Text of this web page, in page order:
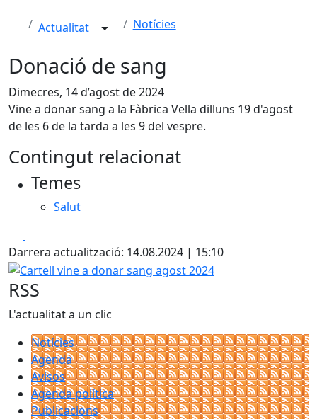
Actualitat Notícies
Donació de sang
Dimecres, 14 d’agost de 2024
Vine a donar sang a la Fàbrica Vella dilluns 19 d'agost
de les 6 de la tarda a les 9 del vespre.
Contingut relacionat
Temes
Salut
Darrera actualització: 14.08.2024 | 15:10
Cartell vine a donar sang agost 2024
RSS
L'actualitat a un clic
Notícies
Agenda
Avisos
Agenda política
Publicacions